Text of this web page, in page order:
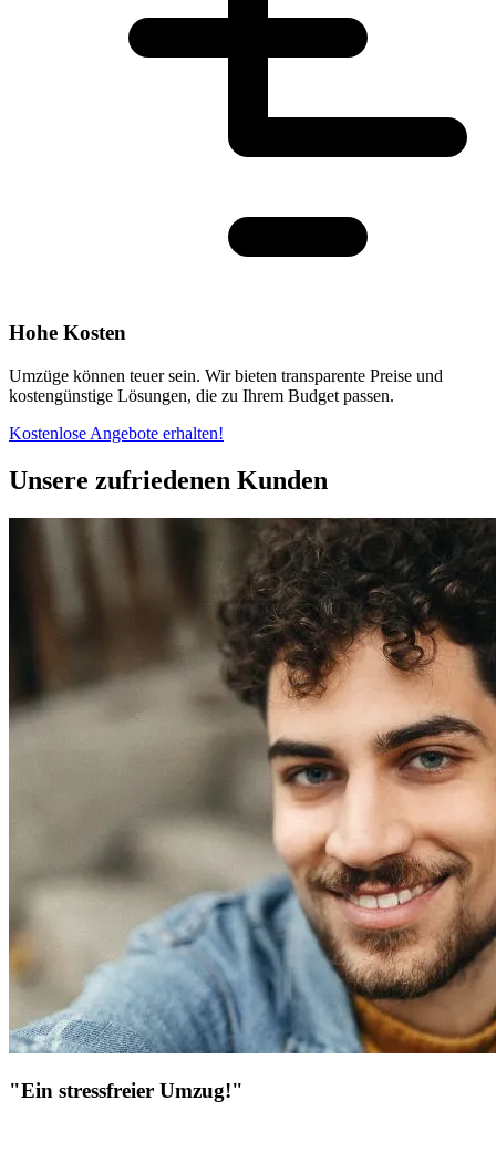
Hohe Kosten
Umzüge können teuer sein. Wir bieten transparente Preise und
kostengünstige Lösungen, die zu Ihrem Budget passen.
Kostenlose Angebote erhalten!
Unsere zufriedenen Kunden
"Ein stressfreier Umzug!"